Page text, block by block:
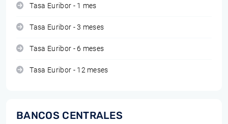
Tasa Euribor - 1 mes
Tasa Euribor - 3 meses
Tasa Euribor - 6 meses
Tasa Euribor - 12 meses
BANCOS CENTRALES